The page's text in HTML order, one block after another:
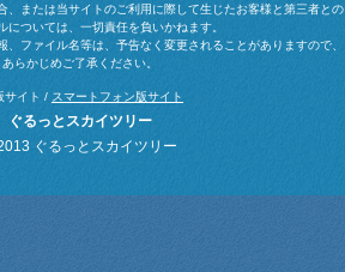
、または当サイトのご利用に際して生じたお客様と第三者との
については、一切責任を負いかねます。
ファイル名等は、予告なく変更されることがありますので、
あらかじめご了承ください。
サイト / スマートフォン版サイト
ぐるっとスカイツリー
ぐるっとスカイツリー